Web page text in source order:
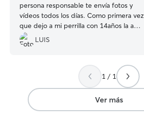
persona responsable te envía fotos y
vídeos todos los días. Como primera vez
que dejo a mi perrilla con 14años la a
cuidado como si estuviera en casa, no
dudéis en avisarla para que cuide a
CONTACTAR CON ELLA en cuanto la
necesite otra vez. LYDIA ESTAREMOS
EN CONTACTO MÁS VECES MO LO
DUDES
LUIS
1 / 1
Ver más